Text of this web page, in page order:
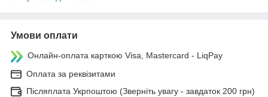
Умови оплати
Онлайн-оплата карткою Visa, Mastercard - LiqPay
Оплата за реквізитами
Післяплата Укрпоштою (Зверніть увагу - завдаток 200 грн)